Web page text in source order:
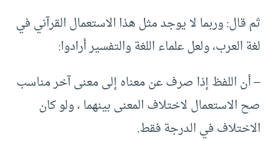
ثم قال: وربما لا يوجد مثل هذا الاستعمال القرآني في
لغة العرب، ولعل علماء اللغة والتفسير أرادوا:
– أن اللفظ إذا صرف عن معناه إلى معنى آخر مناسب
صح الاستعمال لاختلاف المعنى بينهما ، ولو كان
الاختلاف في الدرجة فقط.